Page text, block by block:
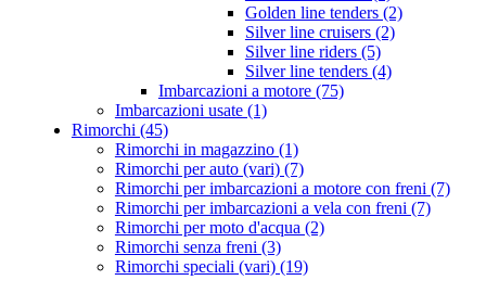
Golden line tenders (2)
Silver line cruisers (2)
Silver line riders (5)
Silver line tenders (4)
Imbarcazioni a motore (75)
Imbarcazioni usate (1)
Rimorchi (45)
Rimorchi in magazzino (1)
Rimorchi per auto (vari) (7)
Rimorchi per imbarcazioni a motore con freni (7)
Rimorchi per imbarcazioni a vela con freni (7)
Rimorchi per moto d'acqua (2)
Rimorchi senza freni (3)
Rimorchi speciali (vari) (19)